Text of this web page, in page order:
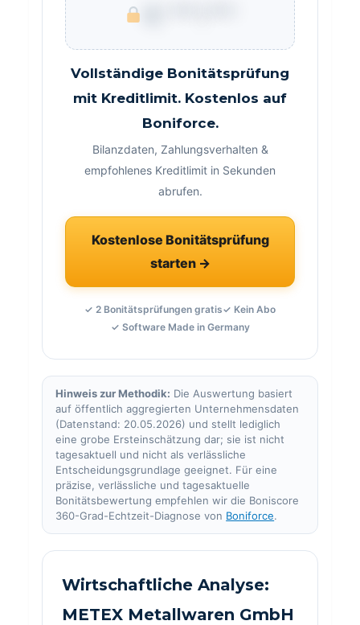
Vollständige Bonitätsprüfung
mit Kreditlimit. Kostenlos auf
Boniforce.
Bilanzdaten, Zahlungsverhalten &
empfohlenes Kreditlimit in Sekunden
abrufen.
Kostenlose Bonitätsprüfung
starten →
✓ 2 Bonitätsprüfungen gratis✓ Kein Abo
✓ Software Made in Germany
Hinweis zur Methodik: Die Auswertung basiert
auf öffentlich aggregierten Unternehmensdaten
(Datenstand: 20.05.2026) und stellt lediglich
eine grobe Ersteinschätzung dar; sie ist nicht
tagesaktuell und nicht als verlässliche
Entscheidungsgrundlage geeignet. Für eine
präzise, verlässliche und tagesaktuelle
Bonitätsbewertung empfehlen wir die Boniscore
360-Grad-Echtzeit-Diagnose von Boniforce.
Wirtschaftliche Analyse:
METEX Metallwaren GmbH